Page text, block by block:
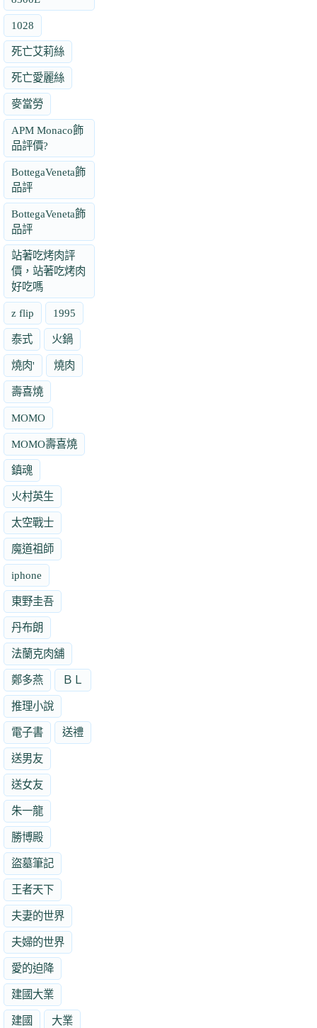
1028
死亡艾莉絲
死亡愛麗絲
麥當勞
APM Monaco飾
品評價?
BottegaVeneta飾
品評
BottegaVeneta飾
品評
站著吃烤肉評
價，站著吃烤肉
好吃嗎
z flip 1995
泰式 火鍋
燒肉' 燒肉
壽喜燒
MOMO
MOMO壽喜燒
鎮魂
火村英生
太空戰士
魔道祖師
iphone
東野圭吾
丹布朗
法蘭克肉舖
鄭多燕 ＢＬ
推理小說
電子書 送禮
送男友
送女友
朱一龍
勝博殿
盜墓筆記
王者天下
夫妻的世界
夫婦的世界
愛的迫降
建國大業
建國 大業